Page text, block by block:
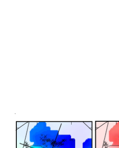
.